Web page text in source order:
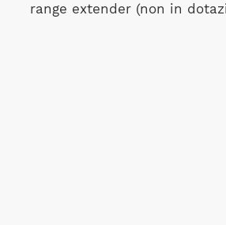
range extender (non in